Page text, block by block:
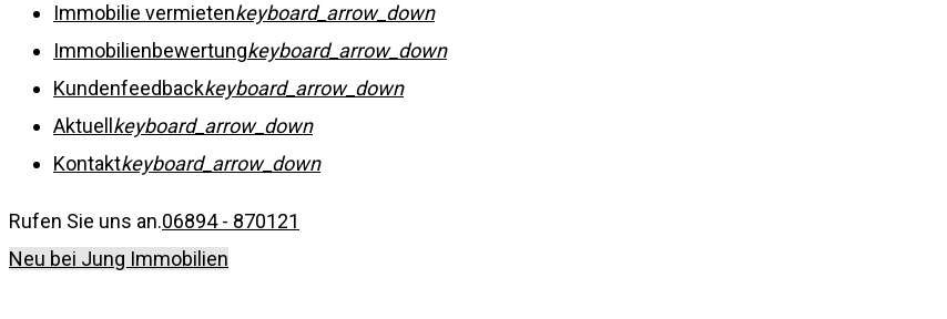
Immobilie vermietenkeyboard_arrow_down
Immobilienbewertungkeyboard_arrow_down
Kundenfeedbackkeyboard_arrow_down
Aktuell keyboard_arrow_down
Kontaktkeyboard_arrow_down
Rufen Sie uns an.06894 - 870121
Neu bei Jung Immobilien